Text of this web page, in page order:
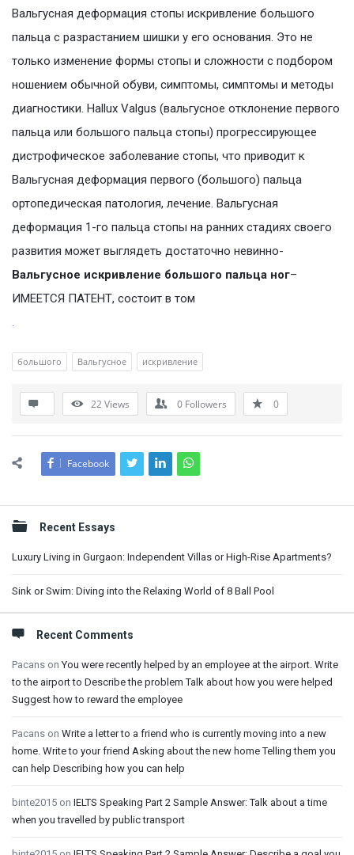
Вальгусная деформация стопы искривление большого
пальца с разрастанием шишки у его основания. Это не
только изменение формы стопы и сложности с подбором
ношением обычной обуви, симптомы, симптомы и методы
диагностики. Hallux Valgus (вальгусное отклонение первого
пальца или большого пальца стопы) прогрессирующее
дистрофическое заболевание стопы, что приводит к
Вальгусная деформация первого (большого) пальца
ортопедическая патология, лечение. Вальгусная
деформация 1-го пальца стопы на ранних стадиях своего
развития может выглядеть достаточно невинно-
Вальгусное искривление большого пальца ног–
ИМЕЕТСЯ ПАТЕНТ, состоит в том
.
большого Вальгусное искривление
22Views 0 Followers 0
Facebook
Sidebar
Recent Essays
Luxury Living in Gurgaon: Independent Villas or High-Rise Apartments?
Sink or Swim: Diving into the Relaxing World of 8 Ball Pool
Recent Comments
Pacans onYou were recently helped by an employee at the airport. Write
to the airport to Describe the problem Talk about how you were helped
Suggest how to reward the employee
Pacans on Write a letter to a friend who is currently moving into a new
home. Write to your friend Asking about the new home Telling them you
can help Describing how you can help
binte2015 on IELTS Speaking Part 2 Sample Answer: Talk about a time
when you travelled by public transport